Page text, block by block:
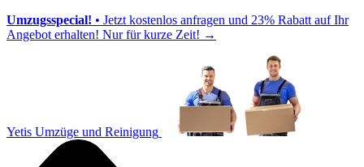
Umzugsspecial! • Jetzt kostenlos anfragen und 23% Rabatt auf Ihr
Angebot erhalten! Nur für kurze Zeit! →
Yetis Umzüge und Reinigung